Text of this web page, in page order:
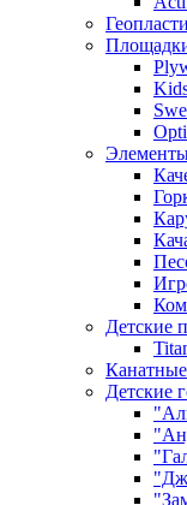
Площадки
Детские
Детские